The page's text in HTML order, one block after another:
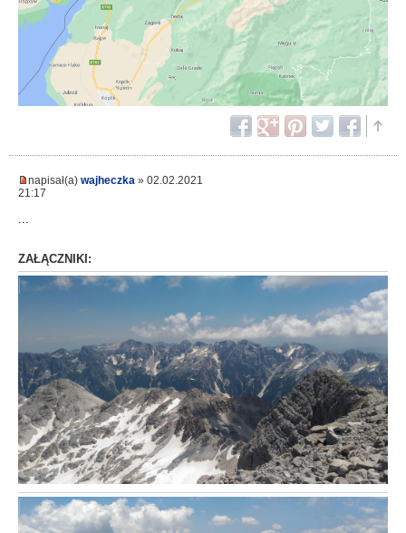
napisał(a) wajheczka » 02.02.2021
21:17
...
ZAŁĄCZNIKI: